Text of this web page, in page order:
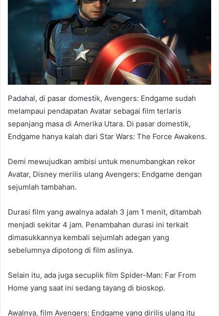
Padahal, di pasar domestik, Avengers: Endgame sudah
melampaui pendapatan Avatar sebagai film terlaris
sepanjang masa di Amerika Utara. Di pasar domestik,
Endgame hanya kalah dari Star Wars: The Force Awakens.
Demi mewujudkan ambisi untuk menumbangkan rekor
Avatar, Disney merilis ulang Avengers: Endgame dengan
sejumlah tambahan.
Durasi film yang awalnya adalah 3 jam 1 menit, ditambah
menjadi sekitar 4 jam. Penambahan durasi ini terkait
dimasukkannya kembali sejumlah adegan yang
sebelumnya dipotong di film aslinya.
Selain itu, ada juga secuplik film Spider-Man: Far From
Home yang saat ini sedang tayang di bioskop.
Awalnya, film Avengers: Endgame yang dirilis ulang itu